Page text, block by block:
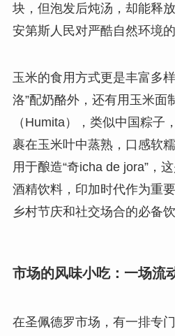
块，但泡发后炖汤，却能释
安第斯人民对严酷自然环境
玉米的食用方式更是丰富多
洛”配奶酪外，还有用玉米面
（Humita），类似中国粽子
裹在玉米叶中蒸熟，口感软
用于酿造“奇icha de jora”，
酒精饮料，印加时代作为重
乡村节庆和社交场合的必备饮
市场的风味小吃：一场流
在圣佩德罗市场，有一排专